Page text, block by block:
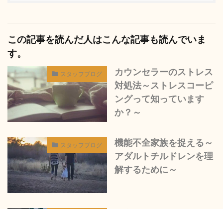
この記事を読んだ人はこんな記事も読んでいま
す。
スタッフブログ
カウンセラーのストレス
対処法～ストレスコーピ
ングって知っています
か？～
スタッフブログ
機能不全家族を捉える～
アダルトチルドレンを理
解するために～